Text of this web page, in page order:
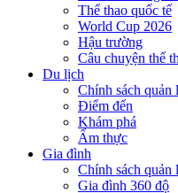
Thể thao quốc tế
World Cup 2026
Hậu trường
Câu chuyện thể
Du lịch
Chính sách quản
Điểm đến
Khám phá
Ẩm thực
Gia đình
Chính sách quản
Gia đình 360 độ